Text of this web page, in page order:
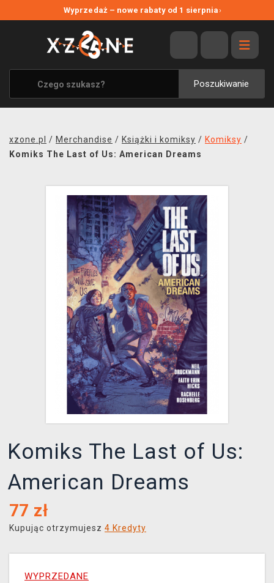
Wyprzedaż – nowe rabaty od 1 sierpnia›
Poszukiwanie
WYPRZEDAŻ
WSZYSTKIE MARKI
XZONE ORIGINALS
UBRANIA I AKCESORIA
SOUNDTRACKI
TRANSPORT
XZONE KLUB
xzone.pl / Merchandise / Książki i komiksy / Komiksy /
Komiks The Last of Us: American Dreams
Komiks The Last of Us:
American Dreams
77 zł
Kupując otrzymujesz 4 Kredyty
WYPRZEDANE